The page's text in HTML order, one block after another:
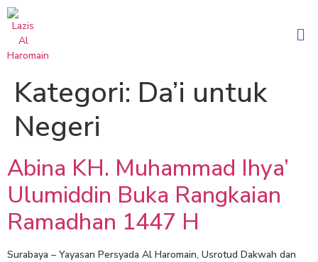
Kategori: Da’i untuk
Negeri
Abina KH. Muhammad Ihya’
Ulumiddin Buka Rangkaian
Ramadhan 1447 H
Surabaya – Yayasan Persyada Al Haromain, Usrotud Dakwah dan